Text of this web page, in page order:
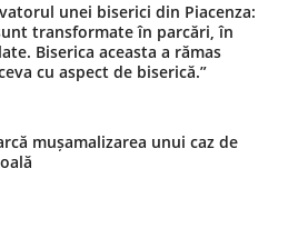
unei biserici din Piacenza:
transformate în parcări, în
Biserica aceasta a rămas
cu aspect de biserică.”
mușamalizarea unui caz de